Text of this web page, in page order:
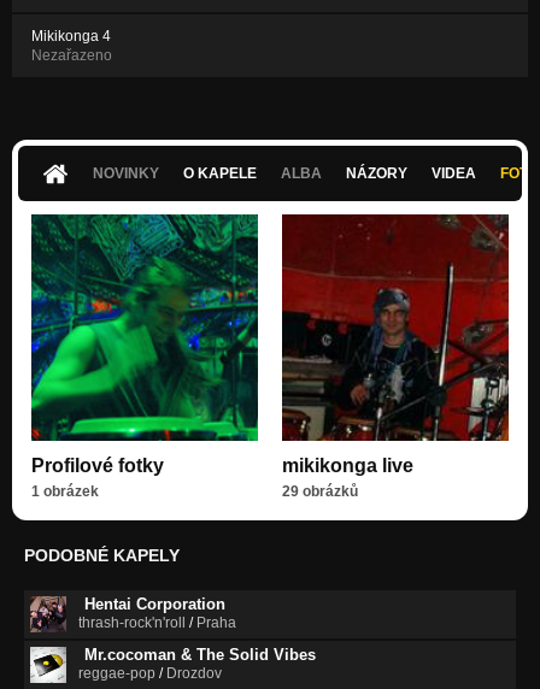
Mikikonga 4
Nezařazeno
NOVINKY O KAPELE ALBA NÁZORY VIDEA
Profilové fotky
1 obrázek
mikikonga live
29 obrázků
PODOBNÉ KAPELY
Hentai Corporation
thrash-rock'n'roll / Praha
Mr.cocoman & The Solid Vibes
reggae-pop / Drozdov